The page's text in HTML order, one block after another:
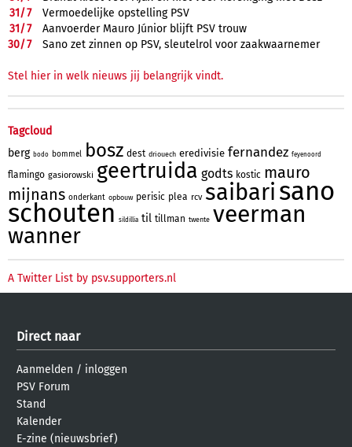
31/7
Vermoedelijke opstelling PSV
31/7
Aanvoerder Mauro Júnior blijft PSV trouw
30/7 Sano zet zinnen op PSV, sleutelrol voor zaakwaarnemer
Stel hier in welk nieuws jij belangrijk vindt.
Tagcloud
berg bodo bommel bosz dest driouech eredivisie fernandez feyenoord
flamingo gasiorowski geertruida godts kostic mauro
mijnans onderkant opbouw perisic plea rcv saibari sano
schouten sildillia til tillman twente veerman
wanner
A Twitter List by psv.supporters.nl
Direct naar
Aanmelden / inloggen
PSV Forum
Stand
Kalender
E-zine (nieuwsbrief)